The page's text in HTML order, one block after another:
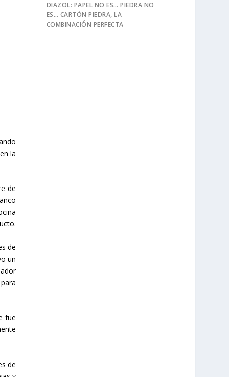
la
de
de
un
fue
de
DIAZOL: PAPEL NO ES… PIEDRA NO
ES… CARTÓN PIEDRA, LA
COMBINACIÓN PERFECTA